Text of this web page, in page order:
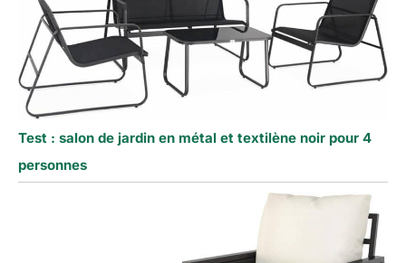
Test : salon de jardin en métal et textilène noir pour 4
personnes